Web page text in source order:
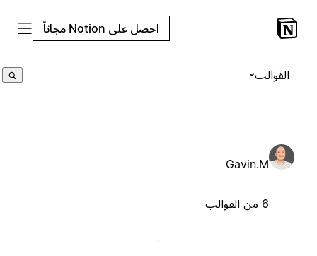
احصل على Notion مجاناً
القوالب
Gavin.M